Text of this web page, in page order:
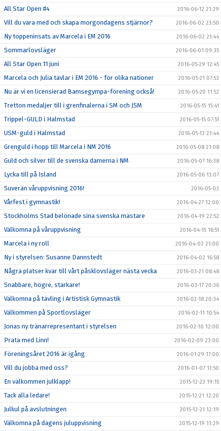
All Star Open #4 2016-06-12 21:29
Vill du vara med och skapa morgondagens stjärnor? 2016-06-02 23:50
Ny toppeninsats av Marcela i EM 2016 2016-06-02 21:44
Sommarlovsläger 2016-06-01 09:35
All Star Open 11 juni 2016-05-29 12:45
Marcela och Julia tävlar i EM 2016 - för olika nationer 2016-05-21 07:53
Nu är vi en licensierad Bamsegympa-förening också! 2016-05-20 11:52
Tretton medaljer till i grenfinalerna i SM och JSM 2016-05-15 15:41
Trippel-GULD i Halmstad 2016-05-15 07:51
USM-guld i Halmstad 2016-05-13 21:44
Grenguld i hopp till Marcela i NM 2016 2016-05-08 21:08
Guld och silver till de svenska damerna i NM 2016-05-07 16:38
Lycka till på Island 2016-05-06 13:07
Suverän våruppvisning 2016! 2016-05-03
Vårfest i gymnastik! 2016-04-27 12:00
Stockholms Stad belönade sina svenska mästare 2016-04-19 22:52
Välkomna på våruppvisning 2016-04-15 18:51
Marcela i ny roll 2016-04-02 21:00
Ny i styrelsen: Susanne Dannstedt 2016-04-02 16:58
Några platser kvar till vårt påsklovsläger nästa vecka 2016-03-21 08:48
Snabbare, högre, starkare! 2016-03-17 20:36
Välkomna på tävling i Artistisk Gymnastik 2016-02-18 20:34
Välkommen på Sportlovsläger 2016-02-11 10:54
Jonas ny tränarrepresentant i styrelsen 2016-02-10 12:00
Prata med Linn! 2016-02-09 23:00
Föreningsåret 2016 är igång 2016-01-29 17:00
Vill du jobba med oss? 2016-01-07 11:50
En välkommen julklapp! 2015-12-23 19:15
Tack alla ledare! 2015-12-21 12:20
Julkul på avslutningen 2015-12-21 12:19
Välkomna på dagens juluppvisning 2015-12-19 11:29